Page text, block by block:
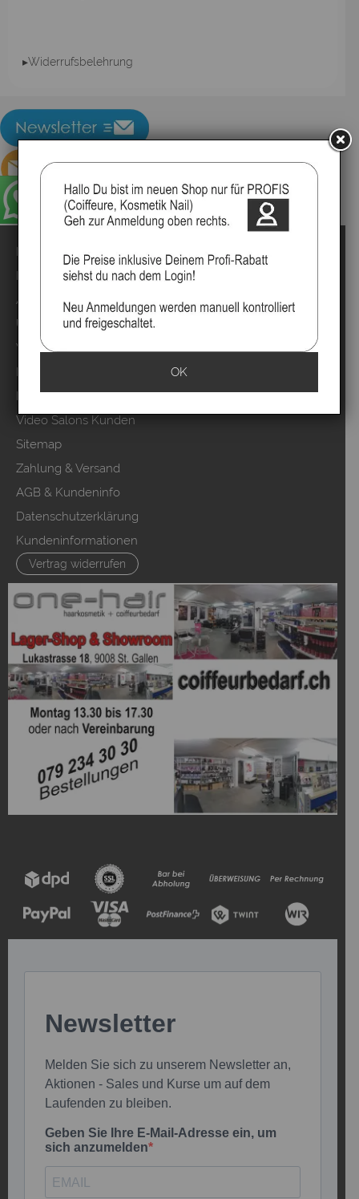
▸Widerrufsbelehrung
Impressum
Kontakt
Anmelden
Über uns
Video`s
Marken
Mood Partner Programm
Video Salons Kunden
Sitemap
Zahlung & Versand
AGB & Kundeninfo
Datenschutzerklärung
Kundeninformationen
Vertrag widerrufen
OK